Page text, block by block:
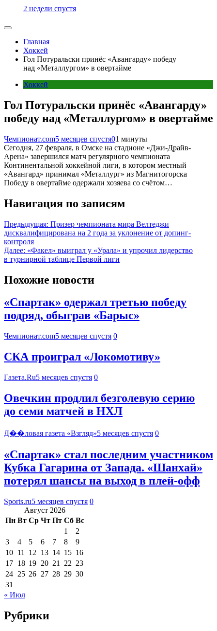
2 недели спустя
Главная
Хоккей
Гол Потуральски принёс «Авангарду» победу
над «Металлургом» в овертайме
Хоккей
Гол Потуральски принёс «Авангарду»
победу над «Металлургом» в овертайме
Чемпионат.com5 месяцев спустя01 минуты
Сегодня, 27 февраля, в Омске на стадионе «Джи-Драйв-
Арена» завершился матч регулярного чемпионата
Континентальной хоккейной лиги, в котором местный
«Авангард» принимал «Металлург» из Магнитогорска
Победу в овертайме одержали хозяева со счётом…
Навигация по записям
Предыдущая: Призер чемпионата мира Велтеджи
дисквалифицирована на 2 года за уклонение от допинг-
контроля
Далее: «Факел» выиграл у «Урала» и упрочил лидерство
в турнирной таблице Первой лиги
Похожие новости
«Спартак» одержал третью победу
подряд, обыграв «Барыс»
Чемпионат.com5 месяцев спустя 0
СКА проиграл «Локомотиву»
Газета.Ru5 месяцев спустя 0
Овечкин продлил безголевую серию
до семи матчей в НХЛ
Д��ловая газета «Взгляд»5 месяцев спустя 0
«Спартак» стал последним участником
Кубка Гагарина от Запада. «Шанхай»
потерял шансы на выход в плей-офф
Sports.ru5 месяцев спустя 0
Август 2026
Пн Вт Ср Чт Пт Сб Вс
1
2
3
4 5 6 7 8
9
10 11 12 13 14 15 16
17 18 19 20 21 22 23
24 25 26 27 28 29 30
31
« Июл
Рубрики